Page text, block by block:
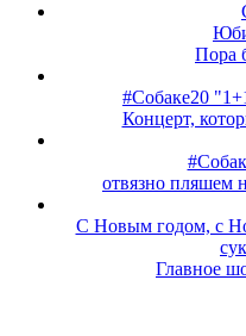
Пора
#Собаке20
Концерт,
отвязно пляшем
С Новым годом, с
Главное